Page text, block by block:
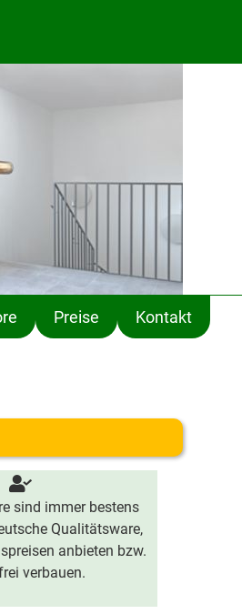
Preise Kontakt
sind immer bestens
Qualitätsware,
anbieten bzw.
verbauen.